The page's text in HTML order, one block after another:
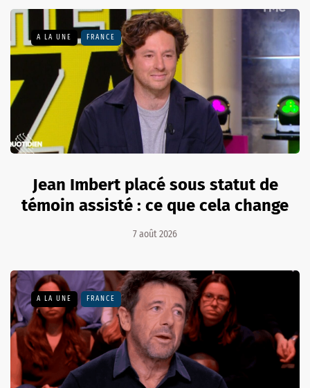
A LA UNE FRANCE
Jean Imbert placé sous statut de
témoin assisté : ce que cela change
7 août 2026
A LA UNE FRANCE